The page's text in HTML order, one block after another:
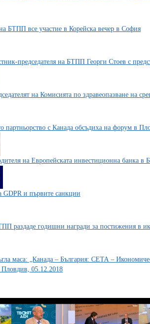
БТПП все участие в Корейска вечер в София
председателя на БТПП Георги Стоев с
на Комисията по здравеопазване на
партньорство с Канада обсъдиха на форум в
на Европейската инвестиционна банка в
GDPR и първите санкции
раздаде годишни награди за постижения в
маса: „Канада – България: СЕТА –
05.12.2018